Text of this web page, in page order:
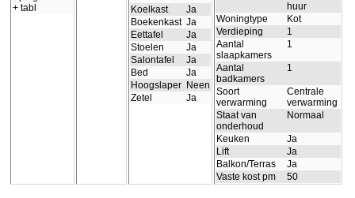
+ tabl
Koelkast
Ja
Boekenkast Ja
Eettafel
Ja
Stoelen
Ja
Salontafel
Ja
Bed
Ja
Hoogslaper Neen
Zetel
Ja
huur
Woningtype
Kot
Verdieping
1
Aantal
slaapkamers
1
Aantal
badkamers
1
Soort
verwarming
Centrale
verwarming
Staat van
onderhoud
Normaal
Keuken
Ja
Lift
Ja
Balkon/Terras
Ja
Vaste kost pm
50